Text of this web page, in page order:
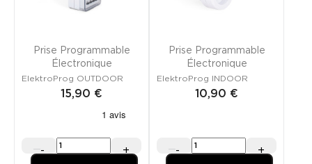
Prise Programmable
Électronique
ElektroProg OUTDOOR
15,90 €
- +
Prise Programmable
Électronique
ElektroProg INDOOR
10,90 €
- +